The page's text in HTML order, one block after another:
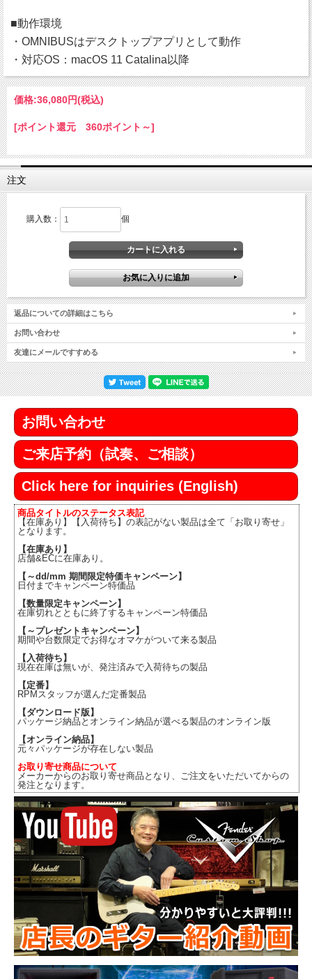
■動作環境
・OMNIBUSはデスクトップアプリとして動作
・対応OS：macOS 11 Catalina以降
価格:36,080円(税込)
[ポイント還元 360ポイント～]
注文
購入数： 個
返品についての詳細はこちら
お問い合わせ
友達にメールですすめる
お問い合わせ
ご来店予約（試奏、ご相談）
Click here for inquiries (English)
商品タイトルのステータス表記
【在庫あり】【入荷待ち】の表記がない製品は全て「お取り寄せ」
となります。
【在庫あり】
店舗&ECに在庫あり。
【～dd/mm 期間限定特価キャンペーン】
日付までキャンペーン特価品
【数量限定キャンペーン】
在庫切れとともに終了するキャンペーン特価品
【～プレゼントキャンペーン】
期間や台数限定でお得なオマケがついて来る製品
【入荷待ち】
現在在庫は無いが、発注済みで入荷待ちの製品
【定番】
RPMスタッフが選んだ定番製品
【ダウンロード版】
パッケージ納品とオンライン納品が選べる製品のオンライン版
【オンライン納品】
元々パッケージが存在しない製品
お取り寄せ商品について
メーカーからのお取り寄せ商品となり、ご注文をいただいてからの
発注となります。